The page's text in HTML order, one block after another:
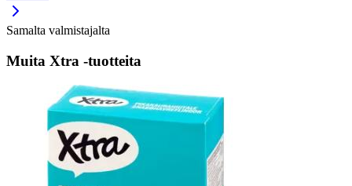
Samalta valmistajalta
Muita Xtra -tuotteita